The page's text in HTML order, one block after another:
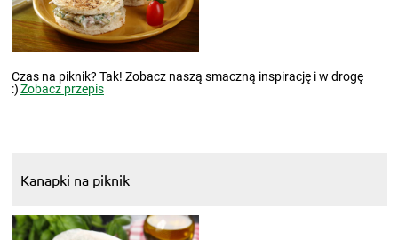
Czas na piknik? Tak! Zobacz naszą smaczną inspirację i w drogę
:)Zobacz przepis
Kanapki na piknik